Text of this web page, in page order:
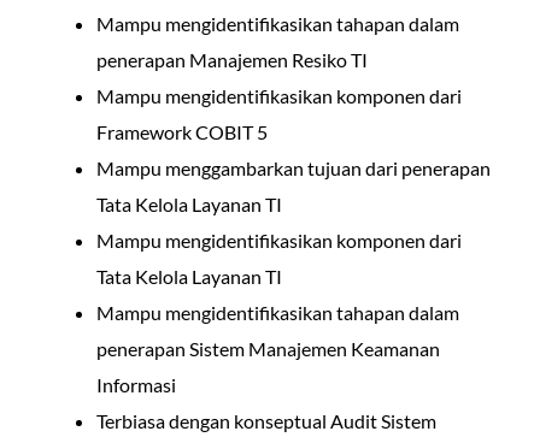
Mampu mengidentifikasikan tahapan dalam
penerapan Manajemen Resiko TI
Mampu mengidentifikasikan komponen dari
Framework COBIT 5
Mampu menggambarkan tujuan dari penerapan
Tata Kelola Layanan TI
Mampu mengidentifikasikan komponen dari
Tata Kelola Layanan TI
Mampu mengidentifikasikan tahapan dalam
penerapan Sistem Manajemen Keamanan
Informasi
Terbiasa dengan konseptual Audit Sistem